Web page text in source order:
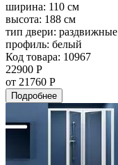
ширина: 110 см
высота: 188 см
тип двери: раздвижные
профиль: белый
Код товара: 10967
22900 Р
от 21760 Р
Подробнее